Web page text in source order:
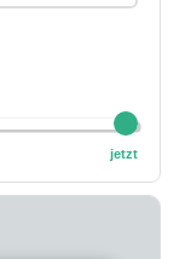
jetzt